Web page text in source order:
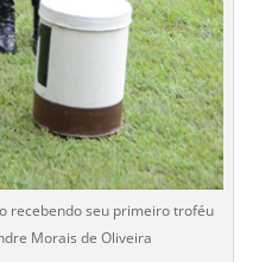
recebendo seu primeiro troféu
Morais de Oliveira